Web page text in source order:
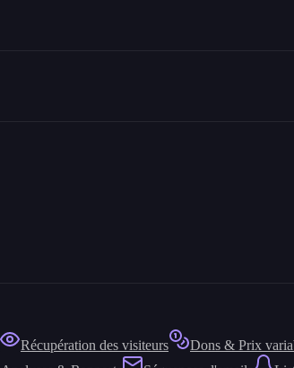
Récupération des visiteurs Dons & Prix